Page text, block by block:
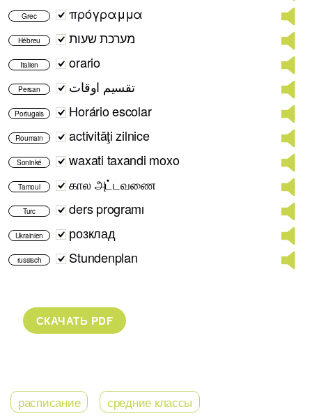
Grec πρόγραμμα
Hébreu מערכת שעות
Italien orario
Persan تقسیم اوقات
Portugais Horário escolar
Roumain activităţi zilnice
Soninké waxati taxandi moxo
Tamoul கால அட்டவணை
Turc ders programı
Ukrainien розклад
russisch Stundenplan
расписание средние классы